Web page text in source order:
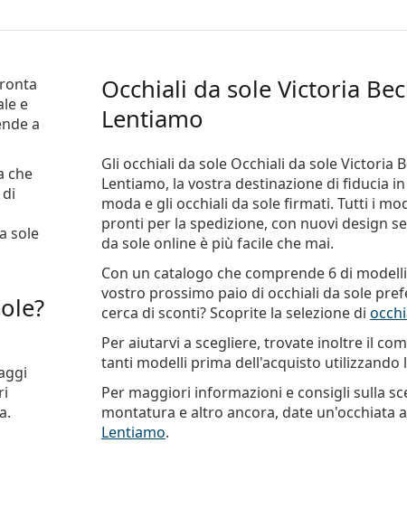
e
a
che
sole
Occhiali da sole Victoria
Lentiamo
Gli occhiali da sole Occhiali da sole Victoria
Lentiamo, la vostra destinazione di fiducia
moda e gli occhiali da sole firmati. Tutti i
pronti per la spedizione, con nuovi design
da sole online è più facile che mai.
Con un catalogo che comprende 6 di
vostro prossimo paio di occhiali da sole
cerca di sconti? Scoprite la selezione di
Per aiutarvi a scegliere, trovate inoltre il
tanti modelli prima dell'acquisto utilizzando
Per maggiori informazioni e consigli sulla
montatura e altro ancora, date un'occhiata
Lentiamo.